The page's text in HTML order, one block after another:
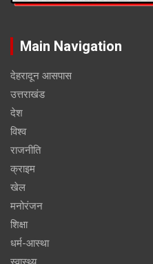
Main Navigation
देहरादून आसपास
उत्तराखंड
देश
विश्व
राजनीति
क्राइम
खेल
मनोरंजन
शिक्षा
धर्म-आस्था